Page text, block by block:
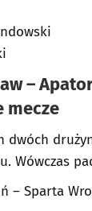
–
mecze
dwóch
Wówczas
– Sparta